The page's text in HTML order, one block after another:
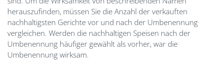
herauszufinden, müssen Sie die Anzahl der verkauften
nachhaltigsten Gerichte vor und nach der Umbenennung
vergleichen. Werden die nachhaltigen Speisen nach der
Umbenennung häufiger gewählt als vorher, war die
Umbenennung wirksam.